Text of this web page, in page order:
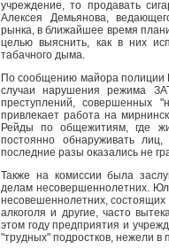
учреждение, то продавать
Алексея Демьянова,
рынка, в ближайшее время
целью выяснить, как в них
табачного дыма.
По сообщению майора полиции
случаи нарушения режима
преступлений, совершенных
привлекает работа на
Рейды по общежитиям, где
постоянно обнаруживать
последние разы оказались не
Также на комиссии была
делам несовершеннолетних.
несовешеннолетних, состоящих
алкоголя и другие, часто
этом году предприятия и
"трудных" подростков, нежели в